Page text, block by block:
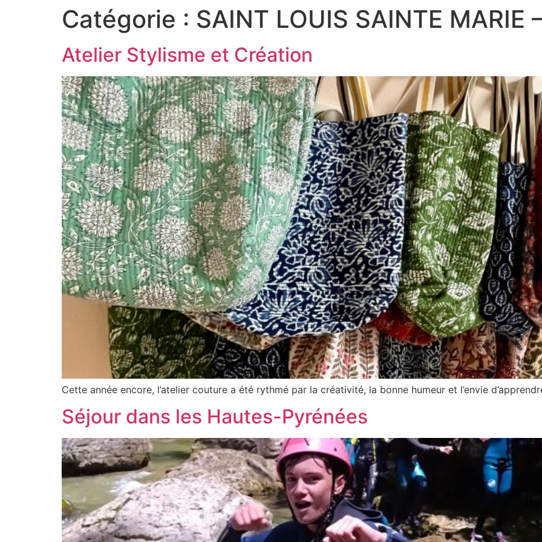
Catégorie : SAINT LOUIS SAINTE MARIE
Atelier Stylisme et Création
Cette année encore, l’atelier couture a été rythmé par la créativité, la bonne humeur et l’envie
Séjour dans les Hautes-Pyrénées